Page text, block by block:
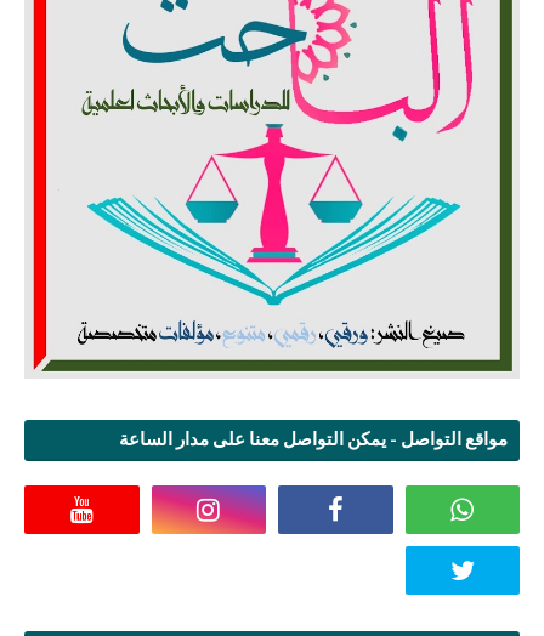
مواقع التواصل - يمكن التواصل معنا على مدار الساعة